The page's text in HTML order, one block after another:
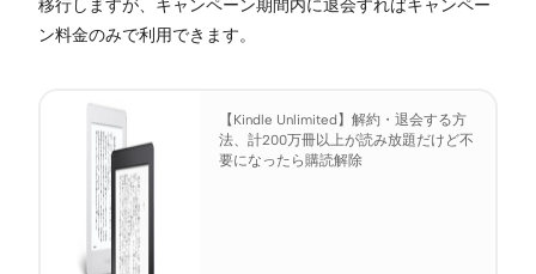
ン料金のみで利用できます。
【Kindle Unlimited】解約・退会する方
法、計200万冊以上が読み放題だけど不
要になったら購読解除